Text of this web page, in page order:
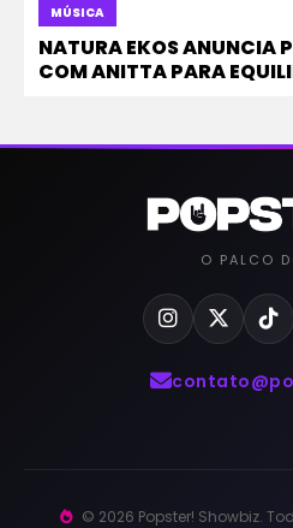
MÚSICA
NATURA EKOS ANUNCIA
COM ANITTA PARA
O PALCO
© 2026 Popster! Showbiz.